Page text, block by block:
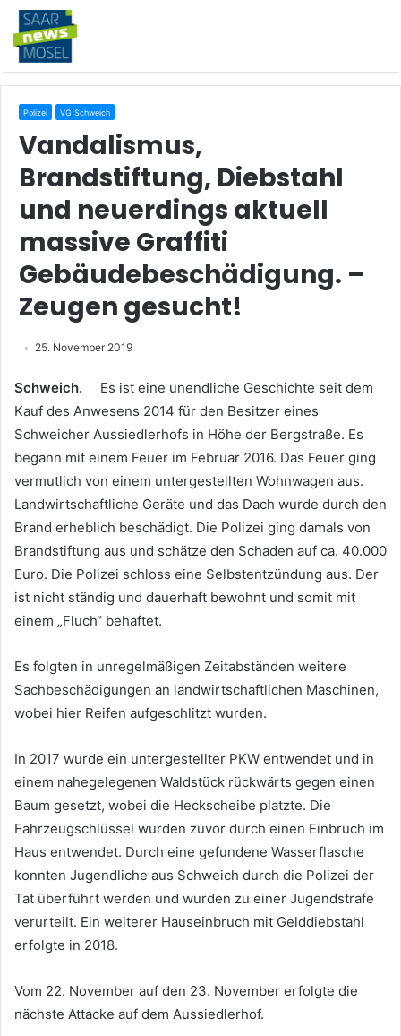
Polizei VG Schweich
Vandalismus,
Brandstiftung, Diebstahl
und neuerdings aktuell
massive Graffiti
Gebäudebeschädigung. –
Zeugen gesucht!
25. November 2019
Schweich. Es ist eine unendliche Geschichte seit dem
Kauf des Anwesens 2014 für den Besitzer eines
Schweicher Aussiedlerhofs in Höhe der Bergstraße. Es
begann mit einem Feuer im Februar 2016. Das Feuer ging
vermutlich von einem untergestellten Wohnwagen aus.
Landwirtschaftliche Geräte und das Dach wurde durch den
Brand erheblich beschädigt. Die Polizei ging damals von
Brandstiftung aus und schätze den Schaden auf ca. 40.000
Euro. Die Polizei schloss eine Selbstentzündung aus. Der
ist nicht ständig und dauerhaft bewohnt und somit mit
einem „Fluch“ behaftet.
Es folgten in unregelmäßigen Zeitabständen weitere
Sachbeschädigungen an landwirtschaftlichen Maschinen,
wobei hier Reifen aufgeschlitzt wurden.
In 2017 wurde ein untergestellter PKW entwendet und in
einem nahegelegenen Waldstück rückwärts gegen einen
Baum gesetzt, wobei die Heckscheibe platzte. Die
Fahrzeugschlüssel wurden zuvor durch einen Einbruch im
Haus entwendet. Durch eine gefundene Wasserflasche
konnten Jugendliche aus Schweich durch die Polizei der
Tat überführt werden und wurden zu einer Jugendstrafe
verurteilt. Ein weiterer Hauseinbruch mit Gelddiebstahl
erfolgte in 2018.
Vom 22. November auf den 23. November erfolgte die
nächste Attacke auf dem Aussiedlerhof.